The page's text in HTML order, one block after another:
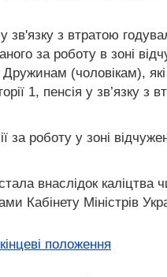
зв'язку з втратою
за роботу в зоні
(чоловікам),
1, пенсія у зв’язку
за роботу у зоні
внаслідок каліцтва
Кабінету Міністрів
положення